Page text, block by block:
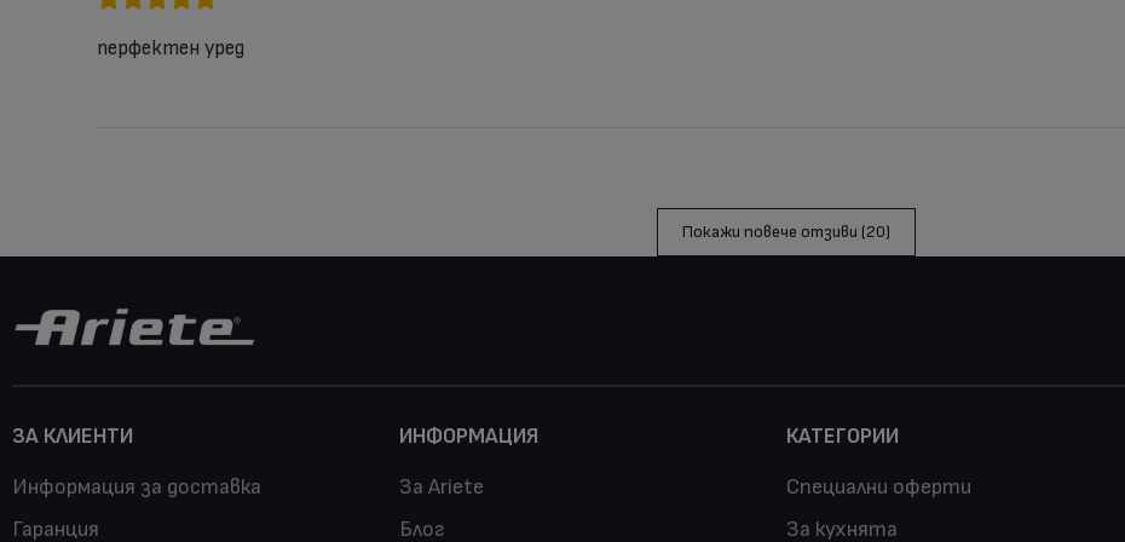
перфектен уред
Покажи повече отзиви (20)
ЗА КЛИЕНТИ
Информация за доставка
Гаранция
ИНФОРМАЦИЯ
За Ariete
Блог
КАТЕГОРИИ
Специални оферти
За кухнята